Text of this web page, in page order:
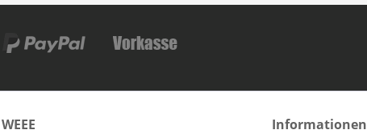
WEEE Informationen